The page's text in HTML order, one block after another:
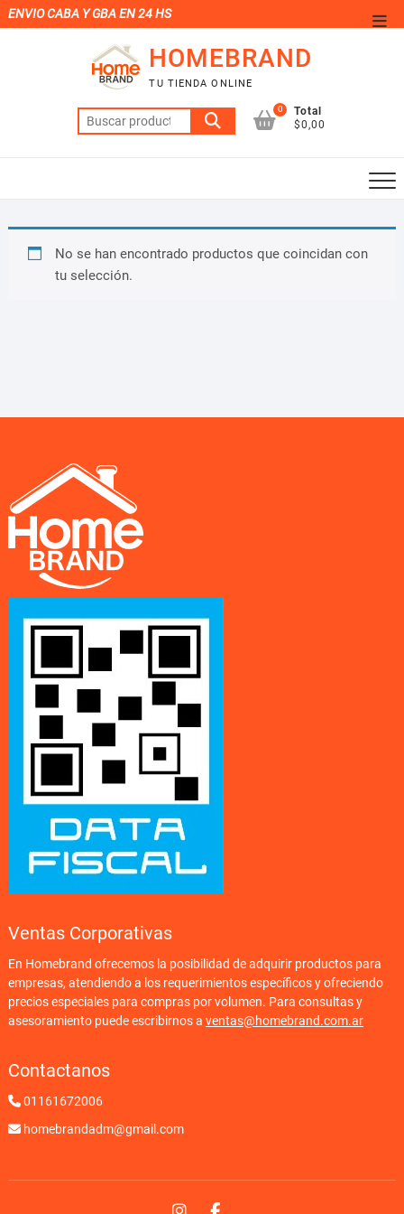
Saltar
al
ENVIO CABA Y GBA EN 24 HS
HOMEBRAND
TU TIENDA ONLINE
Buscar
por:
0
Total
$0,00
No se han encontrado productos que coincidan con
tu selección.
Ventas Corporativas
En Homebrand ofrecemos la posibilidad de adquirir productos para
empresas, atendiendo a los requerimientos específicos y ofreciendo
precios especiales para compras por volumen. Para consultas y
asesoramiento puede escribirnos a ventas@homebrand.com.ar
Contactanos
01161672006
homebrandadm@gmail.com
Instagram
Facebook